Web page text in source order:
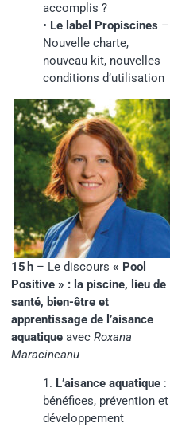
accomplis ?
• Le label Propiscines –
Nouvelle charte,
nouveau kit, nouvelles
conditions d’utilisation
15 h – Le discours « Pool
Positive » : la piscine, lieu de
santé, bien-être et
apprentissage de l’aisance
aquatique avec Roxana
Maracineanu
1. L’aisance aquatique :
bénéfices, prévention et
développement